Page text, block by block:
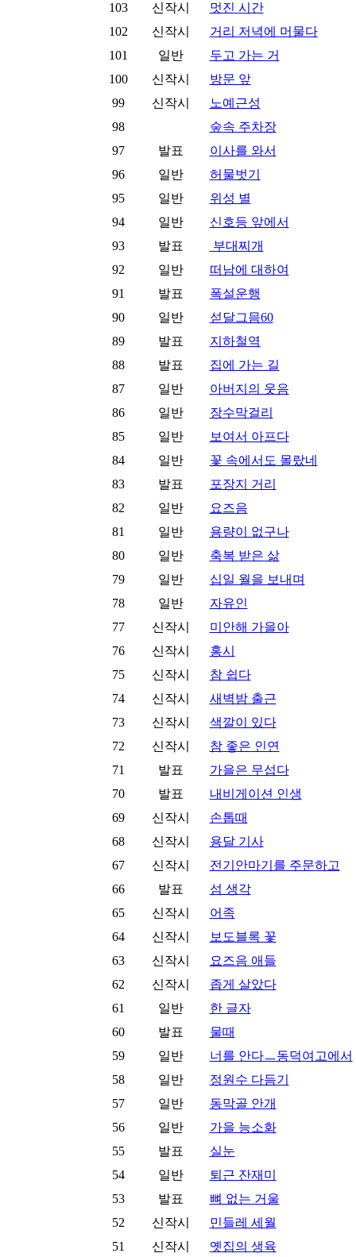
103
신작시
멋진 시간
102
신작시
거리 저녁에 머물다
101
일반
두고 가는 거
100
신작시
방문 앞
99
신작시
노예근성
98
숲속 주차장
97
발표
이사를 와서
96
일반
허물벗기
95
일반
위성 별
94
일반
신호등 앞에서
93
발표
부대찌개
92
일반
떠남에 대하여
91
발표
폭설운행
90
일반
섣달그믐60
89
발표
지하철역
88
발표
집에 가는 길
87
일반
아버지의 웃음
86
일반
장수막걸리
85
일반
보여서 아프다
84
일반
꽃 속에서도 몰랐네
83
발표
포장지 거리
82
일반
요즈음
81
일반
용량이 없구나
80
일반
축복 받은 삶
79
일반
십일 월을 보내며
78
일반
자유인
77
신작시
미안해 가을아
76
신작시
홍시
75
신작시
참 쉽다
74
신작시
새벽밤 출근
73
신작시
색깔이 있다
72
신작시
참 좋은 인연
71
발표
가을은 무섭다
70
발표
내비게이션 인생
69
신작시
손톱때
68
신작시
용달 기사
67
신작시
전기안마기를 주문하고
66
발표
섬 생각
65
신작시
어족
64
신작시
보도블록 꽃
63
신작시
요즈음 애들
62
신작시
좁게 살았다
61
일반
한 글자
60
발표
물때
59
일반
너를 안다ㅡ동덕여고에서
58
일반
정원수 다듬기
57
일반
동막골 안개
56
일반
가을 능소화
55
발표
실눈
54
일반
퇴근 잔재미
53
발표
뼈 없는 거울
52
신작시
민들레 세월
51
신작시
옛집의 생육